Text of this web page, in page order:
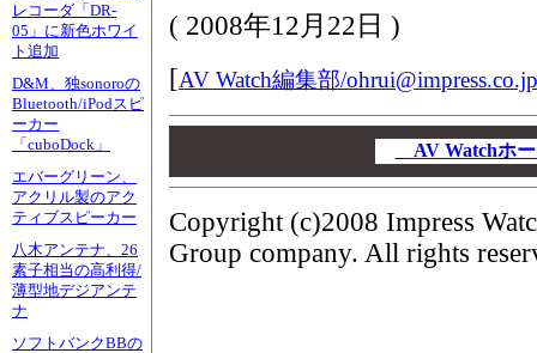
レコーダ「DR-
05」に新色ホワイ
ト追加
D&M、独sonoroの
Bluetooth/iPodスピ
ーカー
「cuboDock」
エバーグリーン、
アクリル製のアク
ティブスピーカー
八木アンテナ、26
素子相当の高利得/
薄型地デジアンテ
ナ
ソフトバンクBBの
( 2008年12月22日 )
[AV Watch編集部/ohrui@impress.co.jp
AV Watchホ
Copyright (c)2008 Impress
Group company. All rights